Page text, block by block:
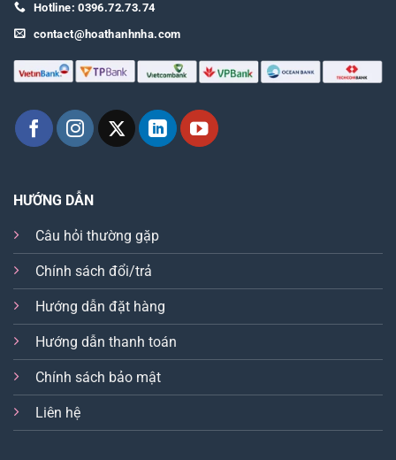
Hotline: 0396.72.73.74
contact@hoathanhnha.com
HƯỚNG DẪN
Câu hỏi thường gặp
Chính sách đổi/trả
Hướng dẫn đặt hàng
Hướng dẫn thanh toán
Chính sách bảo mật
Liên hệ